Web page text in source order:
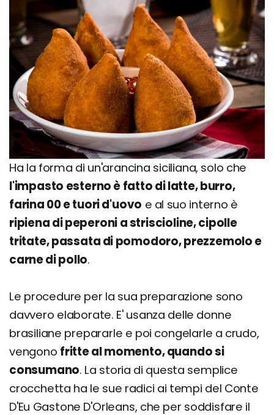
Ha la forma di un'arancina siciliana, solo che
l'impasto esterno è fatto di latte, burro,
farina 00 e tuori d'uovo e al suo interno è
ripiena di peperoni a striscioline, cipolle
tritate, passata di pomodoro, prezzemolo e
carne di pollo.
Le procedure per la sua preparazione sono
davvero elaborate. E' usanza delle donne
brasiliane prepararle e poi congelarle a crudo,
vengono fritte al momento, quando si
consumano. La storia di questa semplice
crocchetta ha le sue radici ai tempi del Conte
D'Eu Gastone D'Orleans, che per soddisfare il